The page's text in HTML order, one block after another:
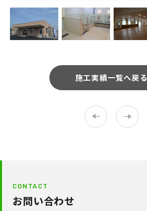
施工実績一覧へ戻る
CONTACT
お問い合わせ